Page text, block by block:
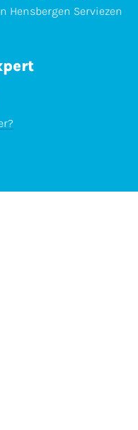
Hensbergen Serviezen